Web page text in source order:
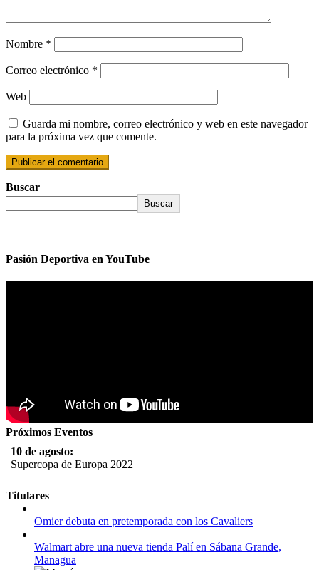
Nombre *
Correo electrónico *
Web
Guarda mi nombre, correo electrónico y web en este navegador
para la próxima vez que comente.
Buscar
Buscar
Pasión Deportiva en YouTube
Próximos Eventos
10 de agosto:
Supercopa de Europa 2022
11 al 21 de agosto:
Campeonato Europeo de Natación 2022
12 de agosto:
Empieza La Liga 2022-2023
Titulares
Omier debuta en pretemporada con los Cavaliers
Walmart abre una nueva tienda Palí en Sábana Grande,
Managua